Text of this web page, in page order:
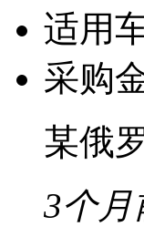
适用
采购
某俄
3个月